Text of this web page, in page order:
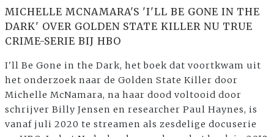
MICHELLE MCNAMARA'S 'I'LL BE GONE IN THE
DARK' OVER GOLDEN STATE KILLER NU TRUE
CRIME-SERIE BIJ HBO
I'll Be Gone in the Dark, het boek dat voortkwam uit
het onderzoek naar de Golden State Killer door
Michelle McNamara, na haar dood voltooid door
schrijver Billy Jensen en researcher Paul Haynes, is
vanaf juli 2020 te streamen als zesdelige docuserie